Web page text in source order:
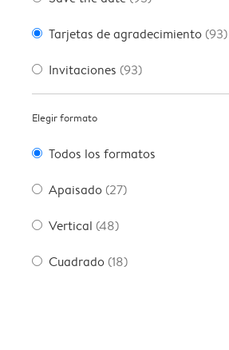
Tarjetas de agradecimiento (93)
Invitaciones (93)
Elegir formato
Todos los formatos
Apaisado (27)
Vertical (48)
Cuadrado (18)